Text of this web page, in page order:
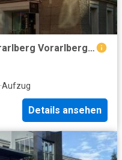
2 Schlafzimmer Wohnung Vorarlberg Vorarlberg 104712837
·Aufzug
Details ansehen